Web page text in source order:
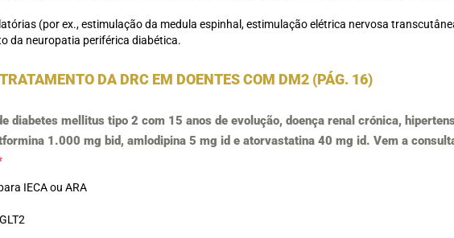
(por ex., estimulação da medula espinhal, estimulação elétrica nervosa
da neuropatia periférica diabética.
DA DRC EM DOENTES COM DM2 (PÁG. 16)
diabetes mellitus tipo 2 com 15 anos de evolução, doença renal crónica,
1.000 mg bid, amlodipina 5 mg id e atorvastatina 40 mg id. Vem a
IECA ou ARA